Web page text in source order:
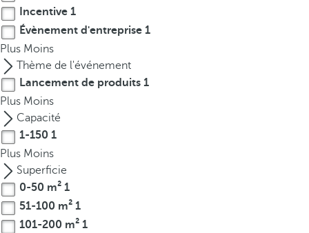
t
e
t
o
t
h
e
f
i
r
s
o
p
Incentive 1
Évènement d'entreprise 1
Plus Moins
Thème de l'événement
Lancement de produits 1
Plus Moins
Capacité
1-150 1
Plus Moins
Superficie
0-50 m² 1
51-100 m² 1
101-200 m² 1